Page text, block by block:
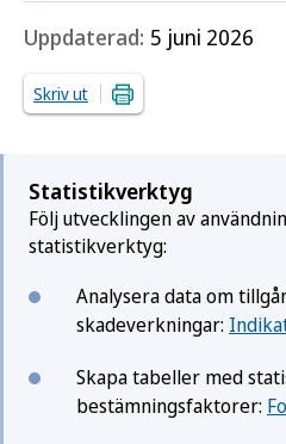
Uppdaterad: 5 juni 2026
Skriv ut
Statistikverktyg
Följ utvecklingen av
statistikverktyg:
Analysera data om
skadeverkningar:
Skapa tabeller med
bestämningsfaktorer: